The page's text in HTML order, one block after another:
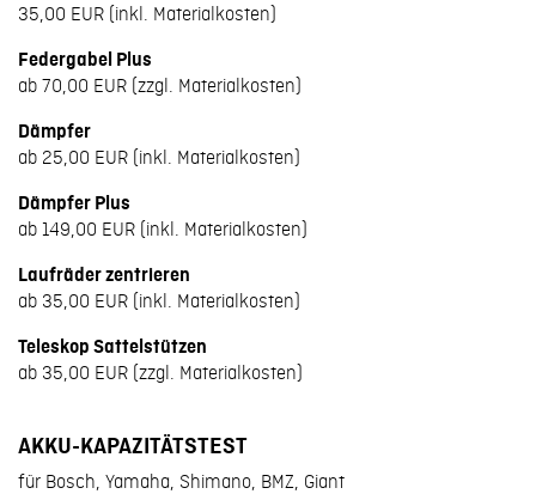
35,00 EUR (inkl. Materialkosten)
Federgabel Plus
ab 70,00 EUR (zzgl. Materialkosten)
Dämpfer
ab 25,00 EUR (inkl. Materialkosten)
Dämpfer Plus
ab 149,00 EUR (inkl. Materialkosten)
Laufräder zentrieren
ab 35,00 EUR (inkl. Materialkosten)
Teleskop Sattelstützen
ab 35,00 EUR (zzgl. Materialkosten)
AKKU-KAPAZITÄTSTEST
für Bosch, Yamaha, Shimano, BMZ, Giant